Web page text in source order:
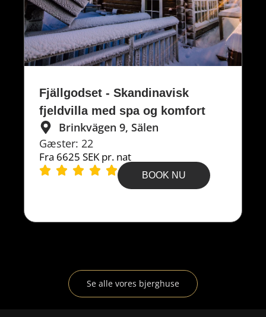
Fjällgodset - Skandinavisk
fjeldvilla med spa og komfort
Brinkvägen 9, Sälen
Gæster: 22
Fra 6625 SEK pr. nat
BOOK NU
Se alle vores bjerghuse